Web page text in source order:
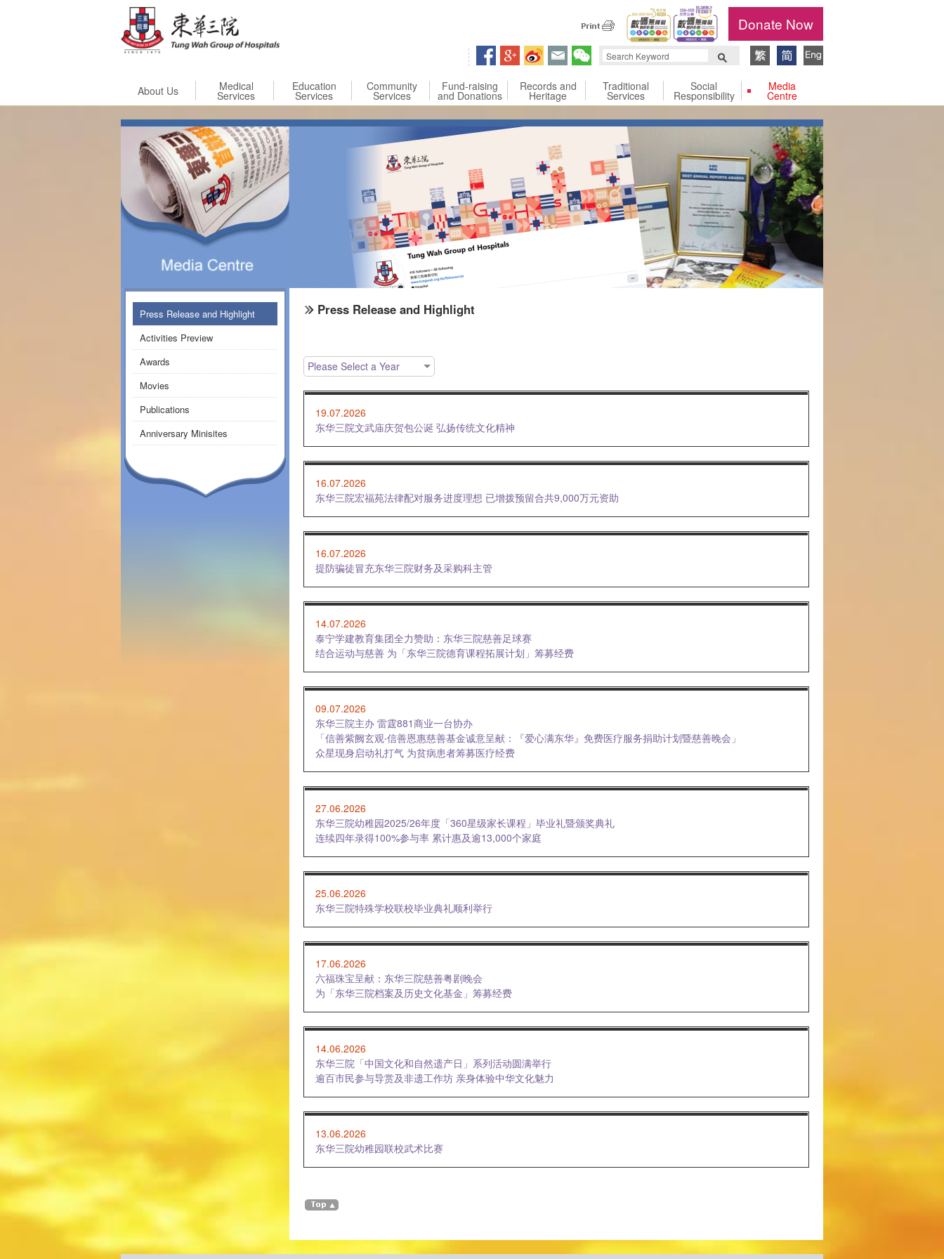
Donate Now
About Us Medical
Services
Education
Services
Community
Services
Fund-raising
and Donations
Records and
Heritage
Traditional
Services
Social
Responsibility
Media
Centre
Press Release and Highlight
Activities Preview
Awards
Movies
Publications
Anniversary Minisites
Press Release and Highlight
Please Select a Year
19.07.2026
东华三院文武庙庆贺包公诞 弘扬传统文化精神
16.07.2026
东华三院宏福苑法律配对服务进度理想 已增拨预留合共9,000万元资助
16.07.2026
提防骗徒冒充东华三院财务及采购科主管
14.07.2026
泰宁学建教育集团全力赞助：东华三院慈善足球赛
结合运动与慈善 为「东华三院德育课程拓展计划」筹募经费
09.07.2026
东华三院主办 雷霆881商业一台协办
「信善紫阙玄观‧信善恩惠慈善基金诚意呈献：『爱心满东华』免费医疗服务捐助计划暨慈善晚会」
众星现身启动礼打气 为贫病患者筹募医疗经费
27.06.2026
东华三院幼稚园2025/26年度「360星级家长课程」毕业礼暨颁奖典礼
连续四年录得100%参与率 累计惠及逾13,000个家庭
25.06.2026
东华三院特殊学校联校毕业典礼顺利举行
17.06.2026
六福珠宝呈献：东华三院慈善粤剧晚会
为「东华三院档案及历史文化基金」筹募经费
14.06.2026
东华三院「中国文化和自然遗产日」系列活动圆满举行
逾百市民参与导赏及非遗工作坊 亲身体验中华文化魅力
13.06.2026
东华三院幼稚园联校武术比赛